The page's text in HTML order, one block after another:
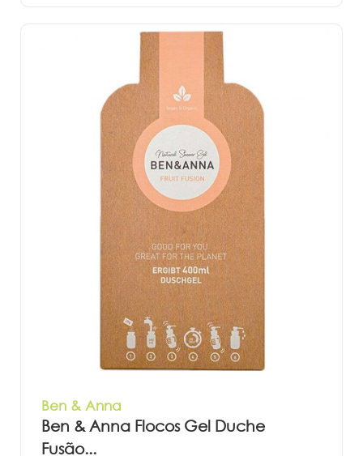
Ben & Anna
Ben & Anna Flocos Gel Duche
Fusão...